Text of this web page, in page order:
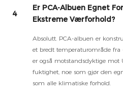
4
Er PCA-Albuen Egnet
Ekstreme Værforhold?
Absolutt. PCA-albuen er
et bredt temperaturområde fra
er også motstandsdyktige mot
fuktighet, noe som gjør den
som alle klimatiske forhold.